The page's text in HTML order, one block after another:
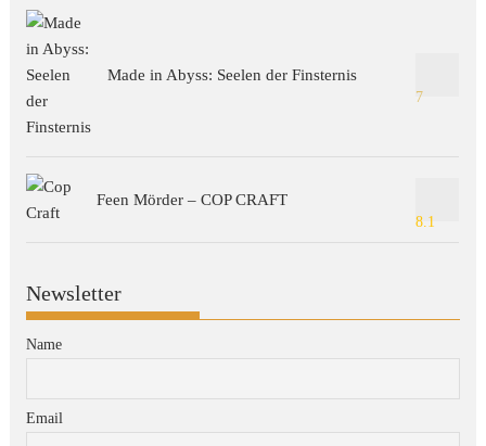
Made in Abyss: Seelen der Finsternis
7
Feen Mörder – COP CRAFT
8.1
Newsletter
Name
Email